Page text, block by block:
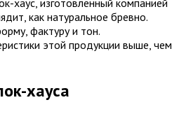
как натуральное бревно.
фактуру и тон.
этой продукции выше, чем
хауса